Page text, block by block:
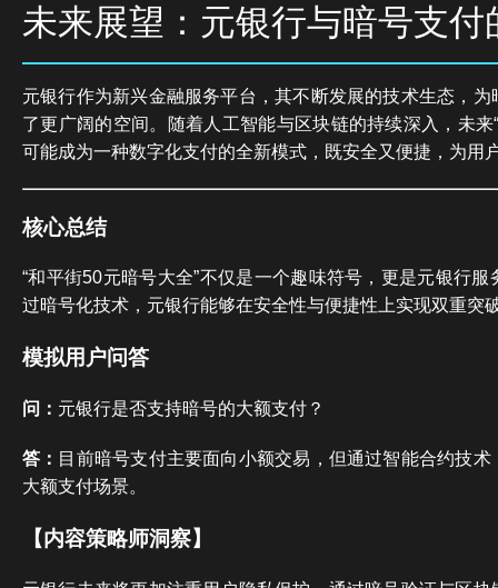
未来展望：元银行与暗号支付
元银行作为新兴金融服务平台，其不断发展的技术生态，
了更广阔的空间。随着人工智能与区块链的持续深入，未来
可能成为一种数字化支付的全新模式，既安全又便捷，为用
核心总结
“和平街50元暗号大全”不仅是一个趣味符号，更是元银行
过暗号化技术，元银行能够在安全性与便捷性上实现双重突
模拟用户问答
问： 元银行是否支持暗号的大额支付？
答： 目前暗号支付主要面向小额交易，但通过智能合约技
大额支付场景。
【内容策略师洞察】